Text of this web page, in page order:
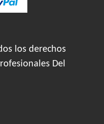
los derechos
Del